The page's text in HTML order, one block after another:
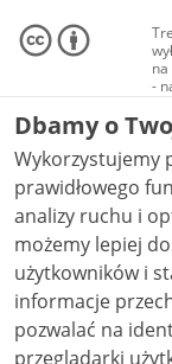
-
Dbamy o
Wykorzystujemy
prawidłowego
analizy ruchu i
możemy lepiej
użytkowników i stale
informacje
pozwalać na
przeglądarki